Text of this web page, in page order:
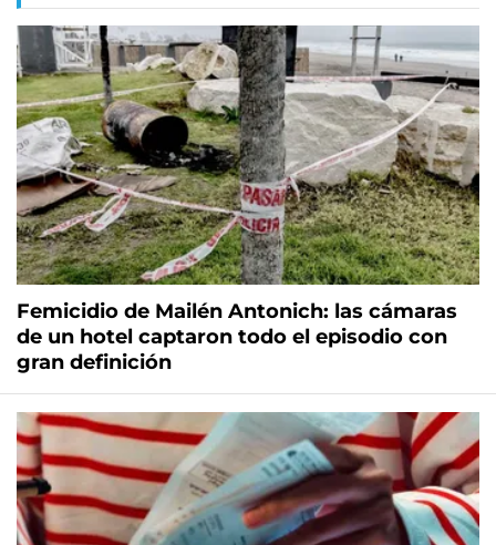
Femicidio de Mailén Antonich: las cámaras
de un hotel captaron todo el episodio con
gran definición